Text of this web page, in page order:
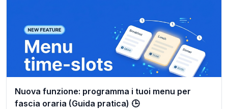
Nuova funzione: programma i tuoi menu per
fascia oraria (Guida pratica) 🕒